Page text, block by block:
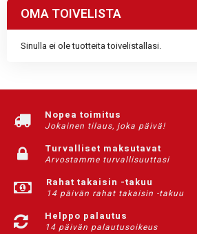
OMA TOIVELISTA
Sinulla ei ole tuotteita toivelistallasi.
Nopea toimitus
Jokainen tilaus, joka päivä!
Turvalliset maksutavat
Arvostamme turvallisuuttasi
Rahat takaisin -takuu
14 päivän rahat takaisin -takuu
Helppo palautus
14 päivän palautusoikeus